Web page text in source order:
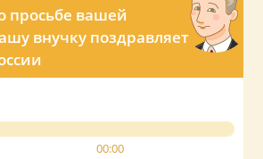
просьбе вашей
внучку поздравляет
00:00